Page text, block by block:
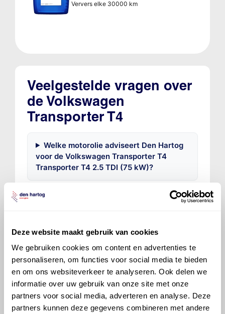
Deze website maakt gebruik van cookies
We gebruiken cookies om content en advertenties te
personaliseren, om functies voor social media te bieden
en om ons websiteverkeer te analyseren. Ook delen we
informatie over uw gebruik van onze site met onze
partners voor social media, adverteren en analyse. Deze
partners kunnen deze gegevens combineren met andere
Ververs elke 30000 km
Veelgestelde vragen over
de Volkswagen
Transporter T4
Welke motorolie adviseert Den Hartog
voor de Volkswagen Transporter T4
Transporter T4 2.5 TDI (75 kW)?
Hoeveel motorolie gaat er in een
Hoe vaak moet de motorolie ververst
worden bij een Volkswagen Transporter
T4?
Voor welke onderdelen van de
Volkswagen Transporter T4 is